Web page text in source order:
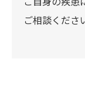
ご相談くださ